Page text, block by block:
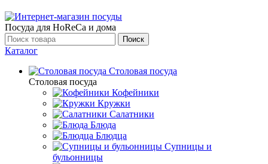
Посуда для HoReCa и дома
Поиск
Каталог
Столовая посуда
Столовая посуда
Кофейники
Кружки
Салатники
Блюда
Блюдца
Супницы и
бульонницы